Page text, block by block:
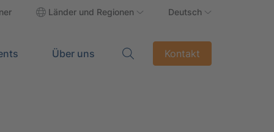
Länder und Regionen Deutsch
Über uns Kontakt